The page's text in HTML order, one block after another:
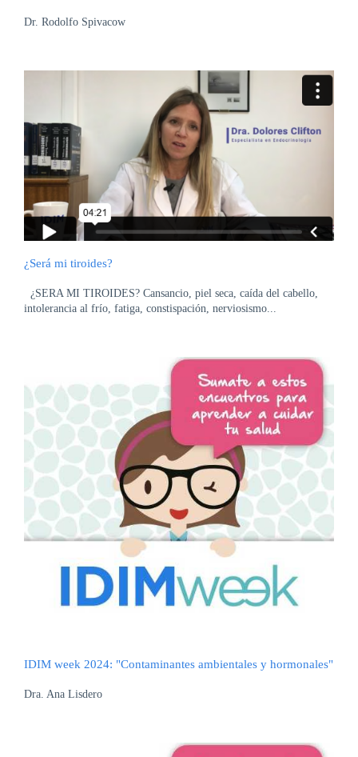
Dr. Rodolfo Spivacow
¿Será mi tiroides?
¿SERA MI TIROIDES? Cansancio, piel seca, caída del cabello,
intolerancia al frío, fatiga, constispación, nerviosismo...
IDIM week 2024: "Contaminantes ambientales y hormonales"
Dra. Ana Lisdero